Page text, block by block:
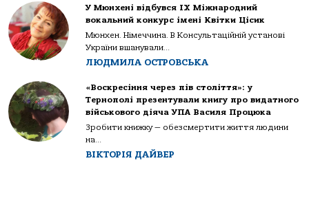
У Мюнхені відбувся IX Міжнародний
вокальний конкурс імені Квітки Цісик
Мюнхен. Німеччина. В Консультаційній установі
України вшанували...
ЛЮДМИЛА ОСТРОВСЬКА
«Воскресіння через пів століття»: у
Тернополі презентували книгу про видатного
військового діяча УПА Василя Процюка
Зробити книжку — обезсмертити життя людини
на...
ВІКТОРІЯ ДАЙВЕР